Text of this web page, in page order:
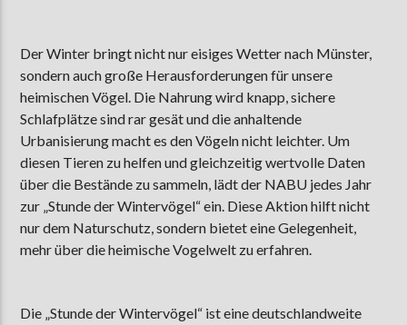
AKTUELLE SENDUNG
MOEBIUS
12:00 18:00
90,9 MHz Steinfurt 103,9 MHz
Der Winter bringt nicht nur eisiges Wetter nach Münster,
sondern auch große Herausforderungen für unsere
heimischen Vögel. Die Nahrung wird knapp, sichere
Schlafplätze sind rar gesät und die anhaltende
Urbanisierung macht es den Vögeln nicht leichter. Um
diesen Tieren zu helfen und gleichzeitig wertvolle Daten
über die Bestände zu sammeln, lädt der NABU jedes Jahr
zur „Stunde der Wintervögel“ ein. Diese Aktion hilft nicht
nur dem Naturschutz, sondern bietet eine Gelegenheit,
mehr über die heimische Vogelwelt zu erfahren.
Die „Stunde der Wintervögel“ ist eine deutschlandweite